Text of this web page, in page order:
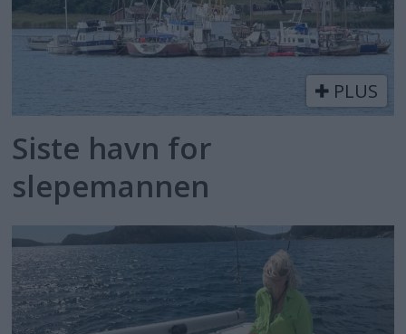
PLUS
Siste havn for
slepemannen